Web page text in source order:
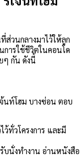
ส่วนกลางมาไว้ให้ลูก
ารใช้ชีวิตในคอนโด
ๆ กัน ดังนี้
นท์โฮม บางซ่อน ตอบ
ว้ทั่วโครงการ และมี
บนั่งทำงาน อ่านหนังสือ